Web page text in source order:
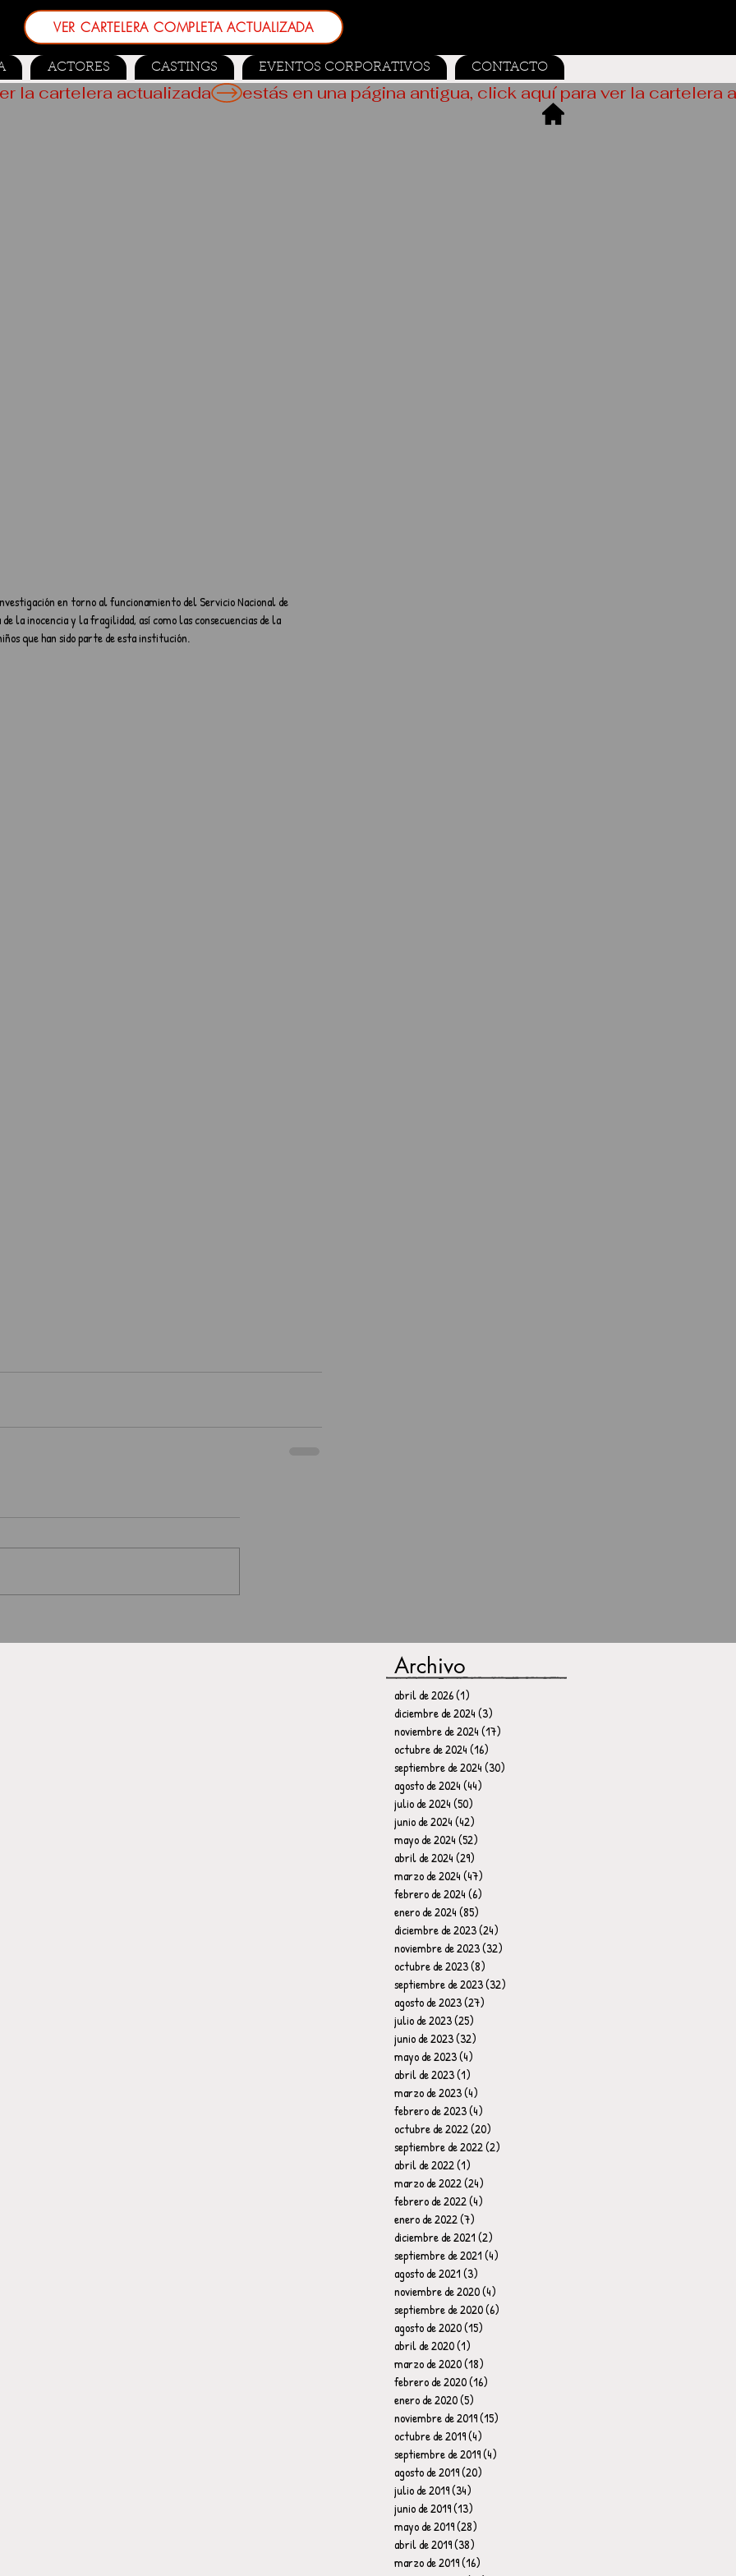
VER CARTELERA COMPLETA ACTUALIZADA
ACTORES CASTINGS EVENTOS CORPORATIVOS CONTACTO
en torno al funcionamiento del Servicio Nacional de
la inocencia y la fragilidad, así como las consecuencias de la
que han sido parte de esta institución.
la cartelera actualizada
Archivo
abril de 2026(1)
diciembre de 2024(3)
noviembre de 2024(17)
octubre de 2024(16)
septiembre de 2024(30)
agosto de 2024(44)
julio de 2024(50)
junio de 2024(42)
mayo de 2024(52)
abril de 2024(29)
marzo de 2024(47)
febrero de 2024(6)
enero de 2024(85)
diciembre de 2023(24)
noviembre de 2023(32)
octubre de 2023(8)
septiembre de 2023(32)
agosto de 2023(27)
julio de 2023(25)
junio de 2023(32)
mayo de 2023(4)
abril de 2023(1)
marzo de 2023(4)
febrero de 2023(4)
octubre de 2022(20)
septiembre de 2022(2)
abril de 2022(1)
marzo de 2022(24)
febrero de 2022(4)
enero de 2022(7)
diciembre de 2021(2)
septiembre de 2021(4)
agosto de 2021(3)
noviembre de 2020(4)
septiembre de 2020(6)
agosto de 2020(15)
abril de 2020(1)
marzo de 2020(18)
febrero de 2020(16)
enero de 2020(5)
noviembre de 2019(15)
octubre de 2019(4)
septiembre de 2019(4)
agosto de 2019(20)
julio de 2019(34)
junio de 2019(13)
mayo de 2019(28)
abril de 2019(38)
marzo de 2019(16)